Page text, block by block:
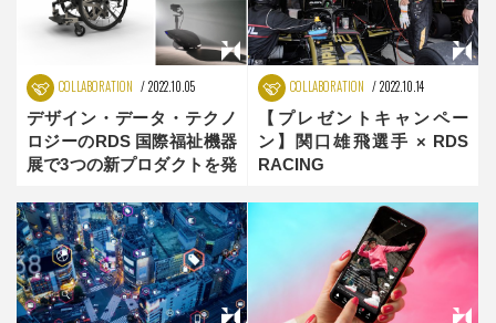
COLLABORATION 2022.10.05
デザイン・データ・テクノ
ロジーのRDS 国際福祉機器
展で3つの新プロダクトを発
COLLABORATION 2022.10.14
【プレゼントキャンペー
ン】関口雄飛選手 × RDS
RACING